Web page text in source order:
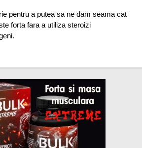
pentru a putea sa ne dam seama cat
forta fara a utiliza steroizi